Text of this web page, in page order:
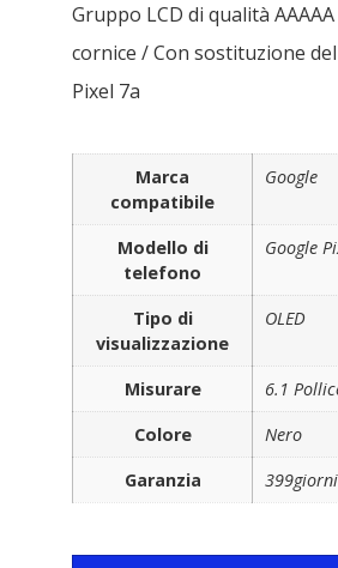
Gruppo LCD di qualità
cornice / Con sostituzione
Pixel 7a
Marca
compatibile
Google
Modello di
telefono
Google
Tipo di
visualizzazione
OLED
Misurare
6.1
Colore
Nero
Garanzia
399giorni